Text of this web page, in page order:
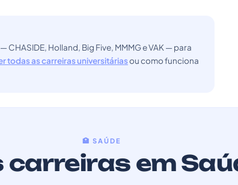
Holland, Big Five, MMMG e VAK — para
todas as carreiras universitáriasou como funciona
🏥 SAÚDE
carreiras em